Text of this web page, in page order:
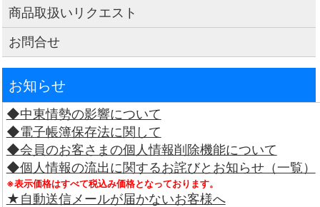
商品取扱いリクエスト
お問合せ
お知らせ
◆中東情勢の影響について
◆電子帳簿保存法に関して
◆会員のお客さまの個人情報削除機能について
◆個人情報の流出に関するお詫びとお知らせ（一覧）
※表示価格はすべて税込み価格となっております。
★自動送信メールが届かないお客様へ